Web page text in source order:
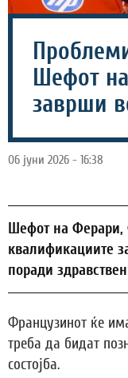
Шефот
заврши
06 јуни 2026 - 16:38
Шефот на Ферари,
квалификациите
поради
Французинот ќе
треба да бидат
состојба.